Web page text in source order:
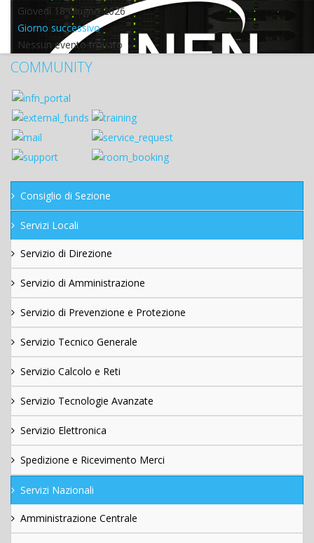
Giovedì 18 Giugno 2026
Giorno successivo
Nessun evento trovato
COMMUNITY
Consiglio di Sezione
Servizi Locali
Servizio di Direzione
Servizio di Amministrazione
Servizio di Prevenzione e Protezione
Servizio Tecnico Generale
Servizio Calcolo e Reti
Servizio Tecnologie Avanzate
Servizio Elettronica
Spedizione e Ricevimento Merci
Servizi Nazionali
Amministrazione Centrale